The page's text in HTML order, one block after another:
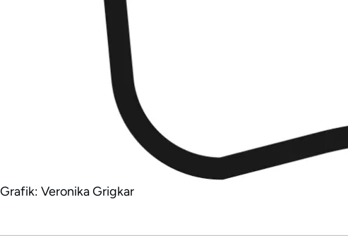
Grafik: Veronika Grigkar